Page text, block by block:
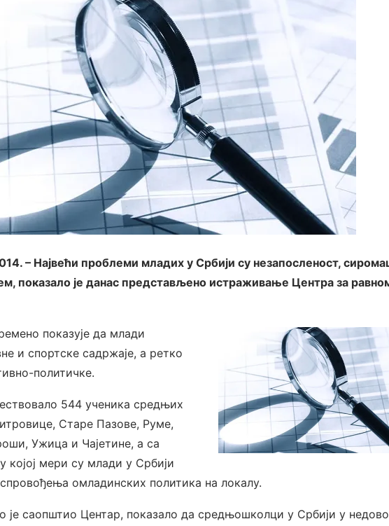
– Највећи проблеми младих у Србији су незапосленост,
показало је данас представљено истраживање Центра за
показује да млади
и спортске садржаје, а ретко
политичке.
544 ученика средњих
Старе Пазове, Руме,
Ужица и Чајетине, а са
којој мери су млади у Србији
омладинских политика на локалу.
је саопштио Центар, показало да средњошколци у Србији у